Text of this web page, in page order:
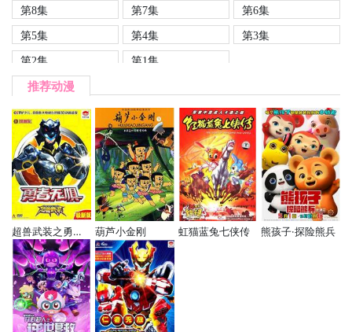
第8集
第7集
第6集
第5集
第4集
第3集
第2集
第1集
推荐动漫
超兽武装之勇者无惧 葫芦小金刚 虹猫蓝兔七侠传 熊孩子·探险熊兵